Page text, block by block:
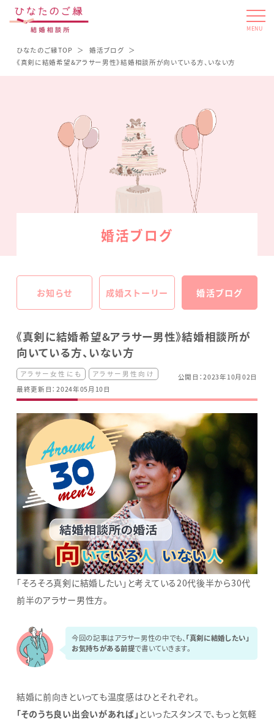
MENU
ひなたのご縁TOP
婚活ブログ
《真剣に結婚希望&アラサー男性》結婚相談所が向いている方、いない方
婚活ブログ
お知らせ 成婚ストーリー 婚活ブログ
《真剣に結婚希望&アラサー男性》結婚相談所が
向いている方、いない方
アラサー女性にも アラサー男性向け
公開日：2023年10月02日
最終更新日：2024年05月10日
「そろそろ真剣に結婚したい」と考えている20代後半から30代
前半のアラサー男性方。
今回の記事はアラサー男性の中でも、 「真剣に結婚したい」
お気持ちがある前提で書いていきます。
結婚に前向きといっても温度感はひとそれぞれ。
「そのうち良い出会いがあれば」 といったスタンスで、もっと気軽